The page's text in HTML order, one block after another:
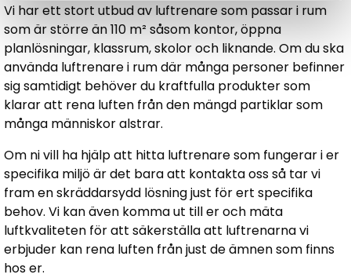
Vi har ett stort utbud av luftrenare som passar i rum
som är större än 110 m² såsom kontor, öppna
planlösningar, klassrum, skolor och liknande. Om du ska
använda luftrenare i rum där många personer befinner
sig samtidigt behöver du kraftfulla produkter som
klarar att rena luften från den mängd partiklar som
många människor alstrar.
Om ni vill ha hjälp att hitta luftrenare som fungerar i er
specifika miljö är det bara att kontakta oss så tar vi
fram en skräddarsydd lösning just för ert specifika
behov. Vi kan även komma ut till er och mäta
luftkvaliteten för att säkerställa att luftrenarna vi
erbjuder kan rena luften från just de ämnen som finns
hos er.